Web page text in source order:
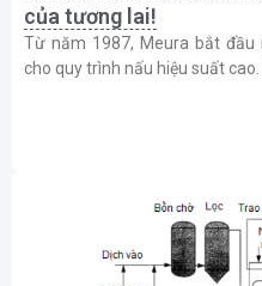
của tương lai!
Từ năm 1987, Meura bắt
cho quy trình nấu hiệu suất